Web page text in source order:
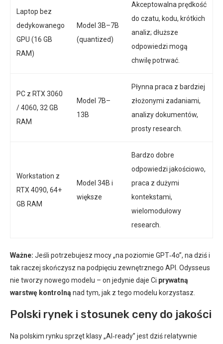
Laptop bez
dedykowanego
GPU (16 GB
RAM)
Model 3B–7B
(quantized)
Akceptowalna prędkość
do czatu, kodu, krótkich
analiz; dłuższe
odpowiedzi mogą
chwilę potrwać.
PC z RTX 3060
/ 4060, 32 GB
RAM
Model 7B–
13B
Płynna praca z bardziej
złożonymi zadaniami,
analizy dokumentów,
prosty research.
Workstation z
RTX 4090, 64+
GB RAM
Model 34B i
większe
Bardzo dobre
odpowiedzi jakościowo,
praca z dużymi
kontekstami,
wielomodułowy
research.
Ważne: Jeśli potrzebujesz mocy „na poziomie GPT‑4o”, na dziś i
tak raczej skończysz na podpięciu zewnętrznego API. Odysseus
nie tworzy nowego modelu – on jedynie daje Ci prywatną
warstwę kontrolną nad tym, jak z tego modelu korzystasz.
Polski rynek i stosunek ceny do jakości
Na polskim rynku sprzęt klasy „AI‑ready” jest dziś relatywnie